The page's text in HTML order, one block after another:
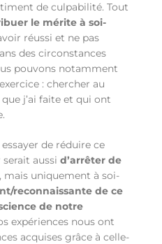
de culpabilité. Tout
le mérite à soi-
réussi et ne pas
des circonstances
pouvons notamment
: chercher au
j’ai faite et qui ont
de réduire ce
serait aussid’arrêter de
, mais uniquement à soi-
reconnaissante de ce
de notre
expériences nous ont
acquises grâce à celle-